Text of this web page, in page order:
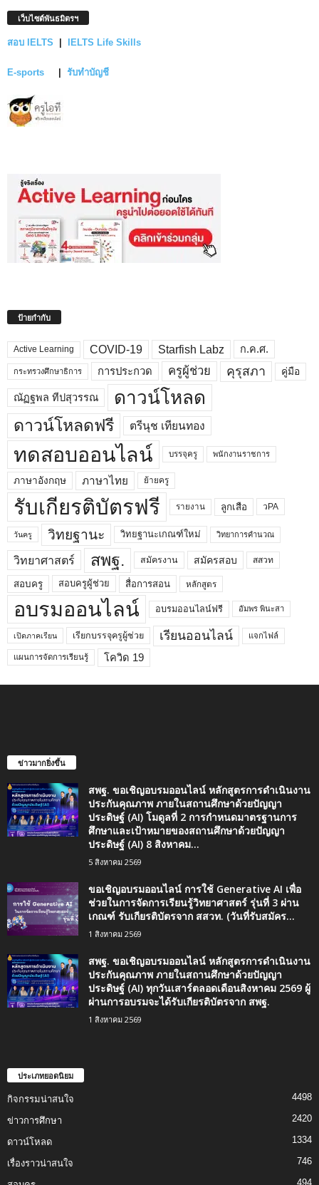
เว็บไซต์พันธมิตรฯ
สอบ IELTS IELTS Life Skills
E-sports รับทำบัญชี
ป้ายกำกับ
Active Learning COVID-19 Starfish Labz ก.ค.ศ.
กระทรวงศึกษาธิการ การประกวด ครูผู้ช่วย คุรุสภา คู่มือ
ณัฏฐพล ทีปสุวรรณ ดาวน์โหลด
ดาวน์โหลดฟรี ตรีนุช เทียนทอง
ทดสอบออนไลน์ บรรจุครู พนักงานราชการ
ภาษาอังกฤษ ภาษาไทย ย้ายครู
รับเกียรติบัตรฟรี รายงาน ลูกเสือ วPA
วันครู วิทยฐานะ วิทยฐานะเกณฑ์ใหม่ วิทยาการคำนวณ
วิทยาศาสตร์ สพฐ. สมัครงาน สมัครสอบ สสวท
สอบครู สอบครูผู้ช่วย สื่อการสอน หลักสูตร
อบรมออนไลน์ อบรมออนไลน์ฟรี อัมพร พินะสา
เปิดภาคเรียน เรียกบรรจุครูผู้ช่วย เรียนออนไลน์ แจกไฟล์
แผนการจัดการเรียนรู้ โควิด 19
ข่าวมากยิ่งขึ้น
สพฐ. ขอเชิญอบรมออนไลน์ หลักสูตรการดำเนินงาน
ประกันคุณภาพ ภายในสถานศึกษาด้วยปัญญา
ประดิษฐ์ (AI) โมดูลที่ 2 การกำหนดมาตรฐานการ
ศึกษาและเป้าหมายของสถานศึกษาด้วยปัญญา
ประดิษฐ์ (AI) 8 สิงหาคม...
5 สิงหาคม 2569
ขอเชิญอบรมออนไลน์ การใช้ Generative AI เพื่อ
ช่วยในการจัดการเรียนรู้วิทยาศาสตร์ รุ่นที่ 3 ผ่าน
เกณฑ์ รับเกียรติบัตรจาก สสวท. (วันที่รับสมัคร...
1 สิงหาคม 2569
สพฐ. ขอเชิญอบรมออนไลน์ หลักสูตรการดำเนินงาน
ประกันคุณภาพ ภายในสถานศึกษาด้วยปัญญา
ประดิษฐ์ (AI) ทุกวันเสาร์ตลอดเดือนสิงหาคม 2569 ผู้
ผ่านการอบรมจะได้รับเกียรติบัตรจาก สพฐ.
1 สิงหาคม 2569
ประเภทยอดนิยม
กิจกรรมน่าสนใจ 4498
ข่าวการศึกษา 2420
ดาวน์โหลด 1334
เรื่องราวน่าสนใจ 746
494